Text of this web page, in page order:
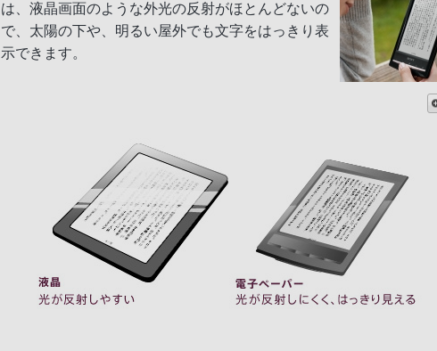
は、液晶画面のような外光の反射がほとんどないの
で、太陽の下や、明るい屋外でも文字をはっきり表
示できます。